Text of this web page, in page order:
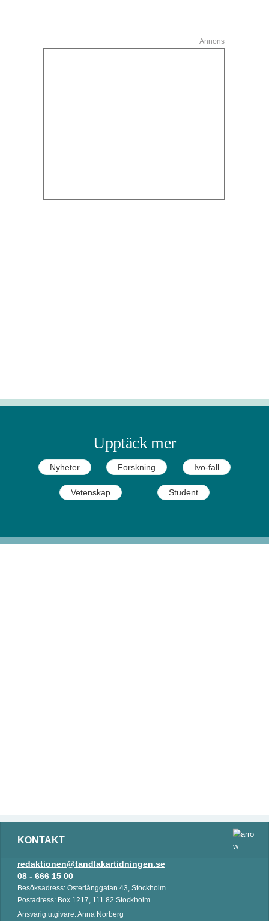
Upptäck mer
Nyheter Forskning Ivo-fall
Vetenskap Student
Annons
KONTAKT
redaktionen@tandlakartidningen.se
08 - 666 15 00
Besöksadress: Österlånggatan 43, Stockholm
Postadress: Box 1217, 111 82 Stockholm
Ansvarig utgivare: Anna Norberg